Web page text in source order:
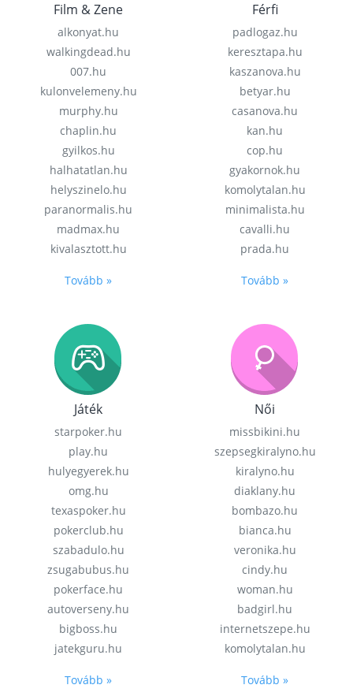
Film & Zene
alkonyat.hu
walkingdead.hu
007.hu
kulonvelemeny.hu
murphy.hu
chaplin.hu
gyilkos.hu
halhatatlan.hu
helyszinelo.hu
paranormalis.hu
madmax.hu
kivalasztott.hu
Tovább »
Férfi
padlogaz.hu
keresztapa.hu
kaszanova.hu
betyar.hu
casanova.hu
kan.hu
cop.hu
gyakornok.hu
komolytalan.hu
minimalista.hu
cavalli.hu
prada.hu
Tovább »
Játék
starpoker.hu
play.hu
hulyegyerek.hu
omg.hu
texaspoker.hu
pokerclub.hu
szabadulo.hu
zsugabubus.hu
pokerface.hu
autoverseny.hu
bigboss.hu
jatekguru.hu
Tovább »
Női
missbikini.hu
szepsegkiralyno.hu
kiralyno.hu
diaklany.hu
bombazo.hu
bianca.hu
veronika.hu
cindy.hu
woman.hu
badgirl.hu
internetszepe.hu
komolytalan.hu
Tovább »